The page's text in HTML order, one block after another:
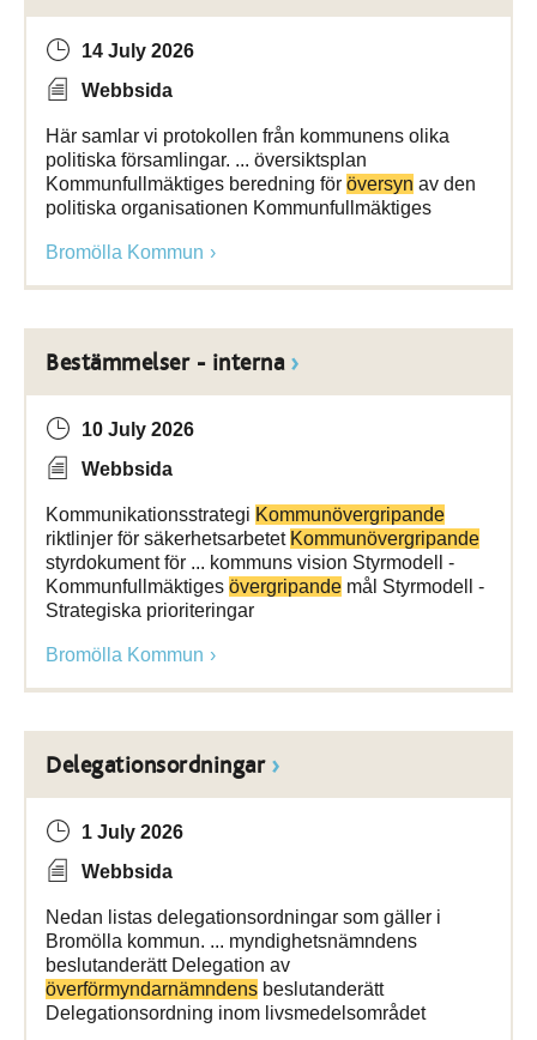
14 July 2026
Webbsida
Här samlar vi protokollen från kommunens olika
politiska församlingar. ... översiktsplan
Kommunfullmäktiges beredning för översyn av den
politiska organisationen Kommunfullmäktiges
Bromölla Kommun
Bestämmelser - interna
10 July 2026
Webbsida
Kommunikationsstrategi Kommunövergripande
riktlinjer för säkerhetsarbetet Kommunövergripande
styrdokument för ... kommuns vision Styrmodell -
Kommunfullmäktiges övergripande mål Styrmodell -
Strategiska prioriteringar
Bromölla Kommun
Delegationsordningar
1 July 2026
Webbsida
Nedan listas delegationsordningar som gäller i
Bromölla kommun. ... myndighetsnämndens
beslutanderätt Delegation av
överförmyndarnämndens beslutanderätt
Delegationsordning inom livsmedelsområdet